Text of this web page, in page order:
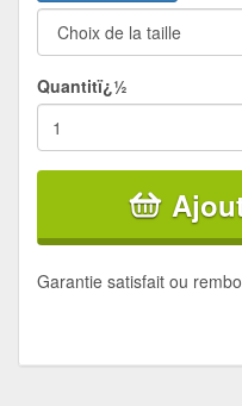
Quantitï¿½
Garantie satisfait ou